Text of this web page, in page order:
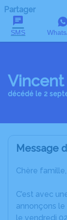
Partager
SMS
Vincent
décédé le 2
Message
Chère
C’est avec
annonçons le
le vendredi